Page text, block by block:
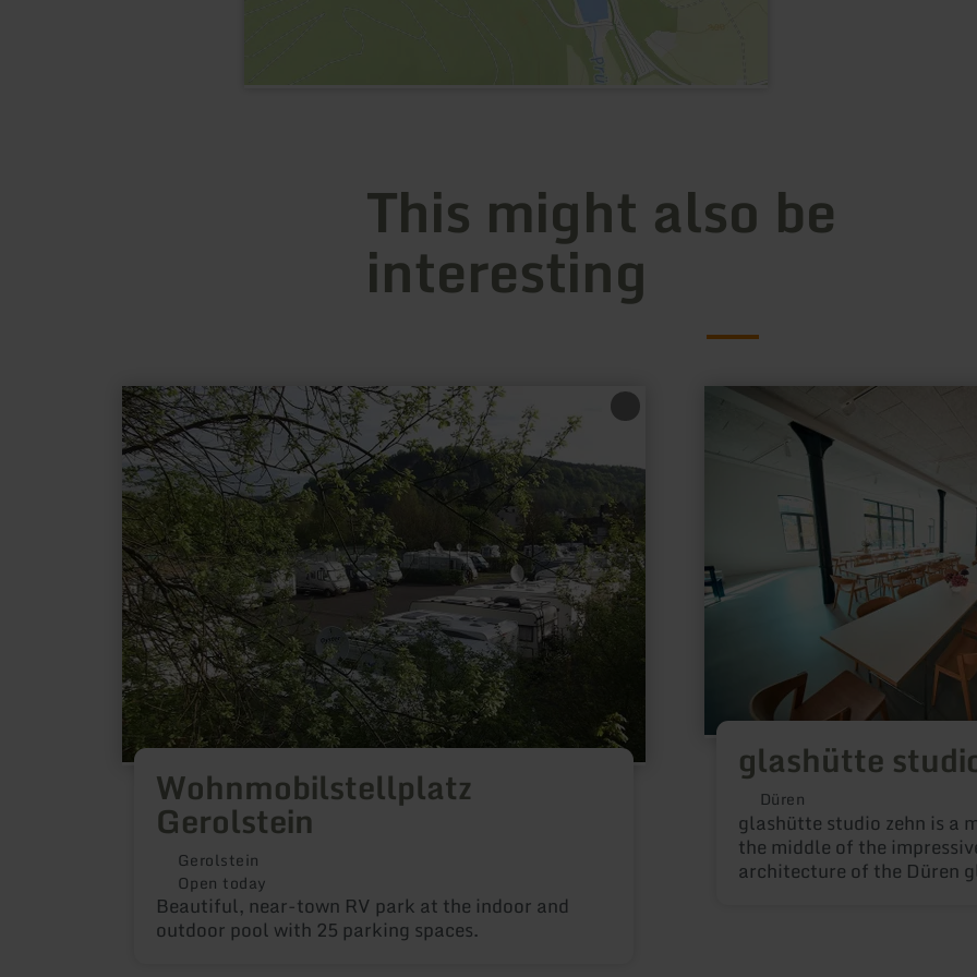
This might also be
interesting
Wohnmobilstellplatz
Gerolstein
Gerolstein
Open today
Beautiful, near-town RV park at the indoor and
outdoor pool with 25 parking spaces.
learn
more
about:
Wohnmobilstellplatz
Gerolstein
glashütte
Düren
glashütte studio zehn is a
the middle of the
architecture of the Düren